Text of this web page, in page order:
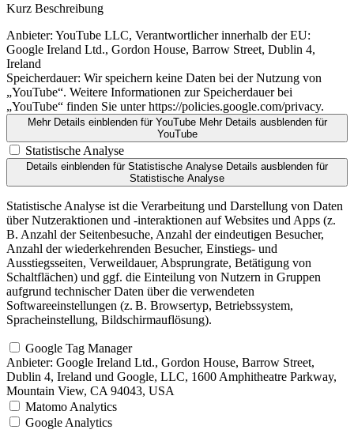
Kurz Beschreibung
Anbieter: YouTube LLC, Verantwortlicher innerhalb der EU:
Google Ireland Ltd., Gordon House, Barrow Street, Dublin 4,
Ireland
Speicherdauer: Wir speichern keine Daten bei der Nutzung von
„YouTube“. Weitere Informationen zur Speicherdauer bei
„YouTube“ finden Sie unter https://policies.google.com/privacy.
Mehr Details einblendenfür YouTube Mehr Details ausblendenfür
YouTube
Statistische Analyse
Details einblenden für Statistische Analyse Details ausblenden für
Statistische Analyse
Statistische Analyse ist die Verarbeitung und Darstellung von Daten
über Nutzeraktionen und -interaktionen auf Websites und Apps (z.
B. Anzahl der Seitenbesuche, Anzahl der eindeutigen Besucher,
Anzahl der wiederkehrenden Besucher, Einstiegs- und
Ausstiegsseiten, Verweildauer, Absprungrate, Betätigung von
Schaltflächen) und ggf. die Einteilung von Nutzern in Gruppen
aufgrund technischer Daten über die verwendeten
Softwareeinstellungen (z. B. Browsertyp, Betriebssystem,
Spracheinstellung, Bildschirmauflösung).
Google Tag Manager
Anbieter: Google Ireland Ltd., Gordon House, Barrow Street,
Dublin 4, Ireland und Google, LLC, 1600 Amphitheatre Parkway,
Mountain View, CA 94043, USA
Matomo Analytics
Google Analytics